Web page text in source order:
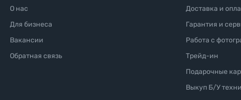
О нас
Для бизнеса
Вакансии
Обратная связь
Доставка и
Гарантия и
Работа с
Трейд-ин
Подарочные
Выкуп Б/У